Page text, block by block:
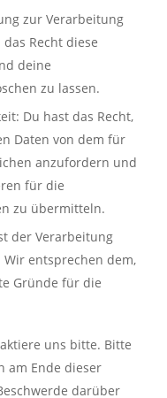
zur Verarbeitung
Recht diese
deine
zu lassen.
Du hast das Recht,
Daten von dem für
anzufordern und
für die
zu übermitteln.
der Verarbeitung
entsprechen dem,
Gründe für die
uns bitte. Bitte
am Ende dieser
darüber